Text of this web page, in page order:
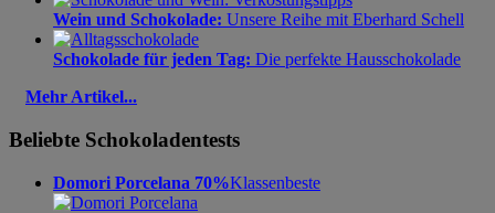
Wein und Schokolade: Unsere Reihe mit Eberhard Schell
Schokolade für jeden Tag: Die perfekte Hausschokolade
Mehr Artikel...
Beliebte Schokoladentests
Domori Porcelana 70%Klassenbeste